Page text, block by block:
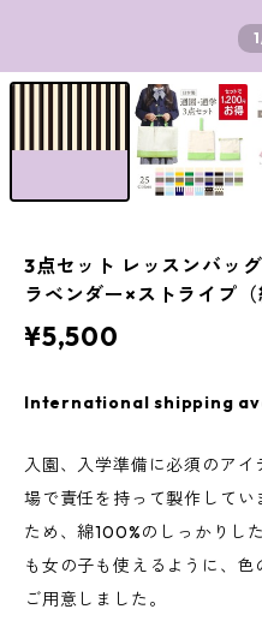
1
3点セット レッスンバッ
ラベンダー×ストライプ（
¥5,500
International shipping
入園、入学準備に必須のア
場で責任を持って製作して
ため、綿100%のしっかりし
も女の子も使えるように、
ご用意しました。